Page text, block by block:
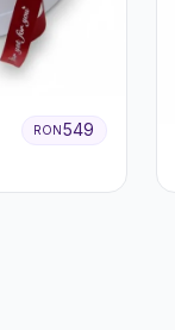
RON549